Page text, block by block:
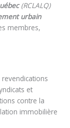
(RCLALQ)
urbain
membres,
et
contre la
immobilière